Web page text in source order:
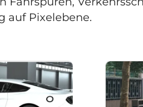
auf Pixelebene.